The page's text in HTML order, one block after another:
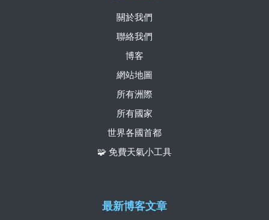
關於我們
聯絡我們
博客
網站地圖
所有洲際
所有國家
世界各國首都
🧩 免費天氣小工具
最新博客文章